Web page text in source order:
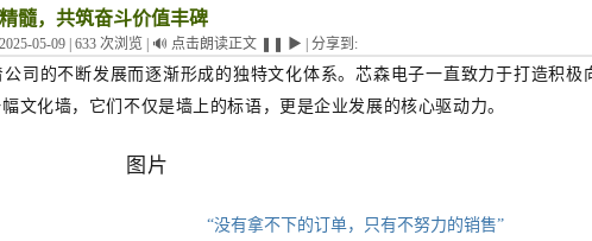
髓，共筑奋斗价值丰碑
2025-05-09 633 次浏览 🔊 点击朗读正文 ▶ 分享到:
司的不断发展而逐渐形成的独特文化体系。芯森电子一直致力于打造积
文化墙，它们不仅是墙上的标语，更是企业发展的核心驱动力。
“没有拿不下的订单，只有不努力的销售”